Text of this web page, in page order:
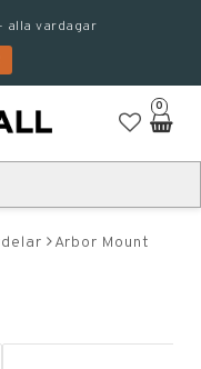
alla vardagar
0
Arbor Mount